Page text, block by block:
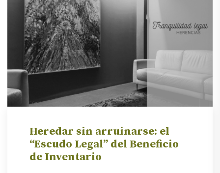
Heredar sin arruinarse: el
“Escudo Legal” del Beneficio
de Inventario